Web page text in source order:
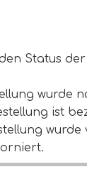
Status
wurde
ist